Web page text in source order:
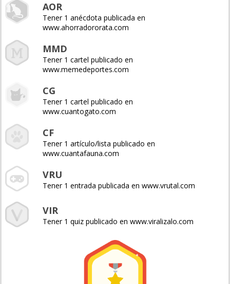
AOR
Tener 1 anécdota publicada en
www.ahorradororata.com
MMD
Tener 1 cartel publicado en
www.memedeportes.com
CG
Tener 1 cartel publicado en
www.cuantogato.com
CF
Tener 1 artículo/lista publicado en
www.cuantafauna.com
VRU
Tener 1 entrada publicada en www.vrutal.com
VIR
Tener 1 quiz publicado en www.viralizalo.com